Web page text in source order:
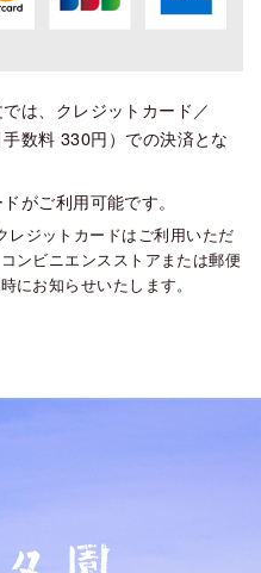
は、クレジットカード／
数料 330円）での決済とな
がご利用可能です。
レジットカードはご利用いただ
ンビニエンスストアまたは郵便
にお知らせいたします。